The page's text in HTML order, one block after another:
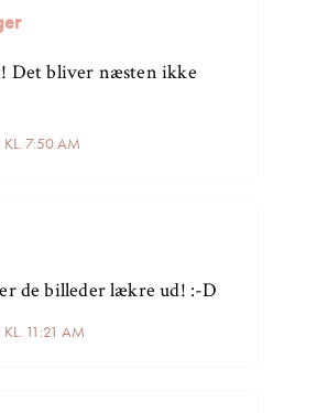
7:50 AM
Det bliver næsten ikke
11:21 AM
de billeder lækre ud! :-D